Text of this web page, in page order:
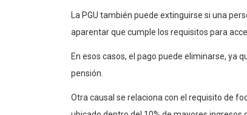
La PGU también puede extinguirse si una
aparentar que cumple los requisitos para
En esos casos, el pago puede eliminarse, ya
pensión.
Otra causal se relaciona con el requisito de